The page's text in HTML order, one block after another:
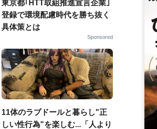
東京都｢HTT取組推進宣言企業｣
登録で環境配慮時代を勝ち抜く
具体策とは
Sponsored
11体のラブドールと暮らし"正
しい性行為"を楽しむ...「人より